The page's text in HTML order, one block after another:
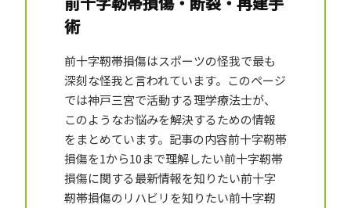
術
前十字靭帯損傷はスポーツの怪我で最も
深刻な怪我と言われています。このページ
では神戸三宮で活動する理学療法士が、
このようなお悩みを解決するための情報
をまとめています。記事の内容前十字靭帯
損傷を1から10まで理解したい前十字靭帯
損傷に関する最新情報を知りたい前十字
靭帯損傷のリハビリを知りたい前十字靭